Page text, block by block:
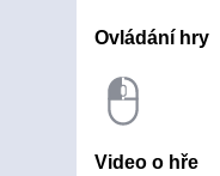
Ovládání hry
Video o hře